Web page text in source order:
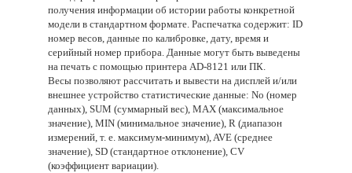
получения информации об истории работы конкретной
модели в стандартном формате. Распечатка содержит: ID
номер весов, данные по калибровке, дату, время и
серийный номер прибора. Данные могут быть выведены
на печать с помощью принтера AD-8121 или ПК.
Весы позволяют рассчитать и вывести на дисплей и/или
внешнее устройство статистические данные: No (номер
данных), SUM (суммарный вес), MAX (максимальное
значение), MIN (минимальное значение), R (диапазон
измерений, т. е. максимум-минимум), AVE (среднее
значение), SD (стандартное отклонение), CV
(коэффициент вариации).